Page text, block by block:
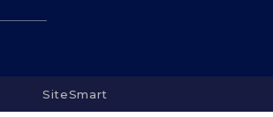
SiteSmart